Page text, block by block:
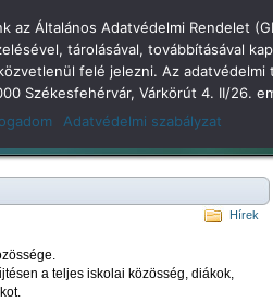
2
Hírek
a teljes iskolai közösség, diákok,
Általános Adatvédelmi Rendelet
tárolásával, továbbításával
felé jelezni. Az
Székesfehérvár, Várkörút 4. II/26.
Adatvédelmi szabályzat